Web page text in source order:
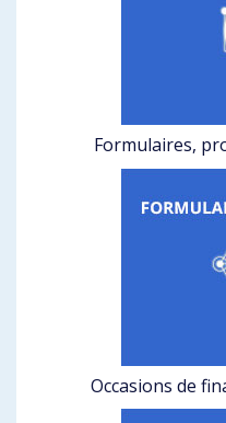
Formulaires,
Occasions de